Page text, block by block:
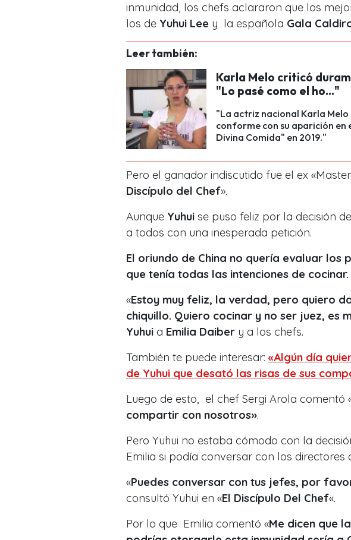
inmunidad, los chefs aclararon que los
los de Yuhui Lee y la española Gala
Leer también:
Karla Melo criticó
"Lo pasé como el ho..."
"La actriz nacional Karla
conforme con su aparición en
Divina Comida" en 2019."
Pero el ganador indiscutido fue el ex
Discípulo del Chef».
Aunque Yuhui se puso feliz por la decisión
a todos con una inesperada petición.
El oriundo de China no quería evaluar los
que tenía todas las intenciones de cocinar.
«Estoy muy feliz, la verdad, pero quiero
chiquillo. Quiero cocinar y no ser juez, es
Yuhui a Emilia Daiber y a los chefs.
También te puede interesar: «Algún día
de Yuhui que desató las risas de sus
Luego de esto, el chef Sergi Arola comentó
compartir con nosotros».
Pero Yuhui no estaba cómodo con la
Emilia si podía conversar con los directores
«Puedes conversar con tus jefes, por
consultó Yuhui en «El Discípulo Del Chef«.
Por lo que Emilia comentó «Me dicen que